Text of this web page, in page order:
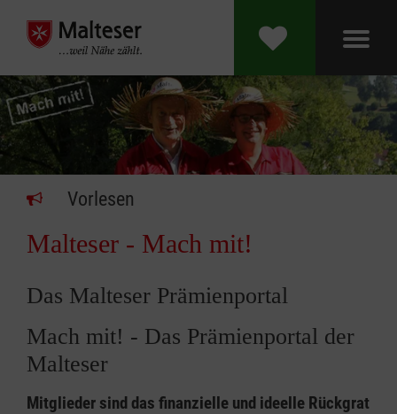
Vorlesen
Malteser - Mach mit!
Das Malteser Prämienportal
Mach mit! - Das Prämienportal der
Malteser
Mitglieder sind das finanzielle und ideelle Rückgrat